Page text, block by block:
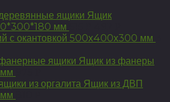
Ящик
мм
с окантовкой 500х400х300 мм
Ящик из фанеры
Ящик из ДВП